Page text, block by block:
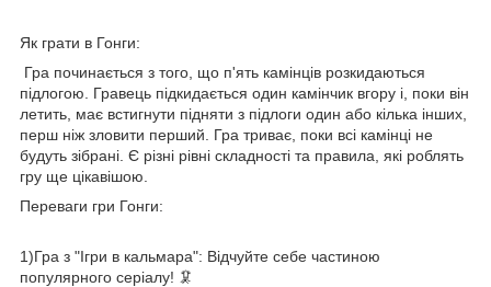
Як грати в Гонги:
Гра починається з того, що п'ять камінців розкидаються
підлогою. Гравець підкидається один камінчик вгору і, поки він
летить, має встигнути підняти з підлоги один або кілька інших,
перш ніж зловити перший. Гра триває, поки всі камінці не
будуть зібрані. Є різні рівні складності та правила, які роблять
гру ще цікавішою.
Переваги гри Гонги:
1)Гра з "Ігри в кальмара": Відчуйте себе частиною
популярного серіалу! 🦑